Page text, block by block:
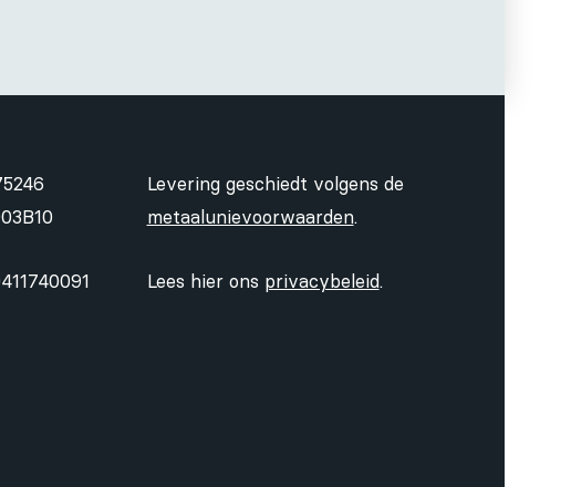
Levering geschiedt volgens de
metaalunievoorwaarden.
Lees hier ons privacybeleid.